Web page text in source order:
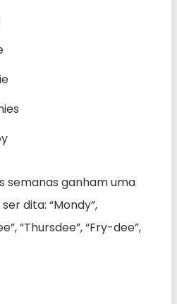
semanas ganham uma
dita: “Mondy”,
“Thursdee”, “Fry-dee”,